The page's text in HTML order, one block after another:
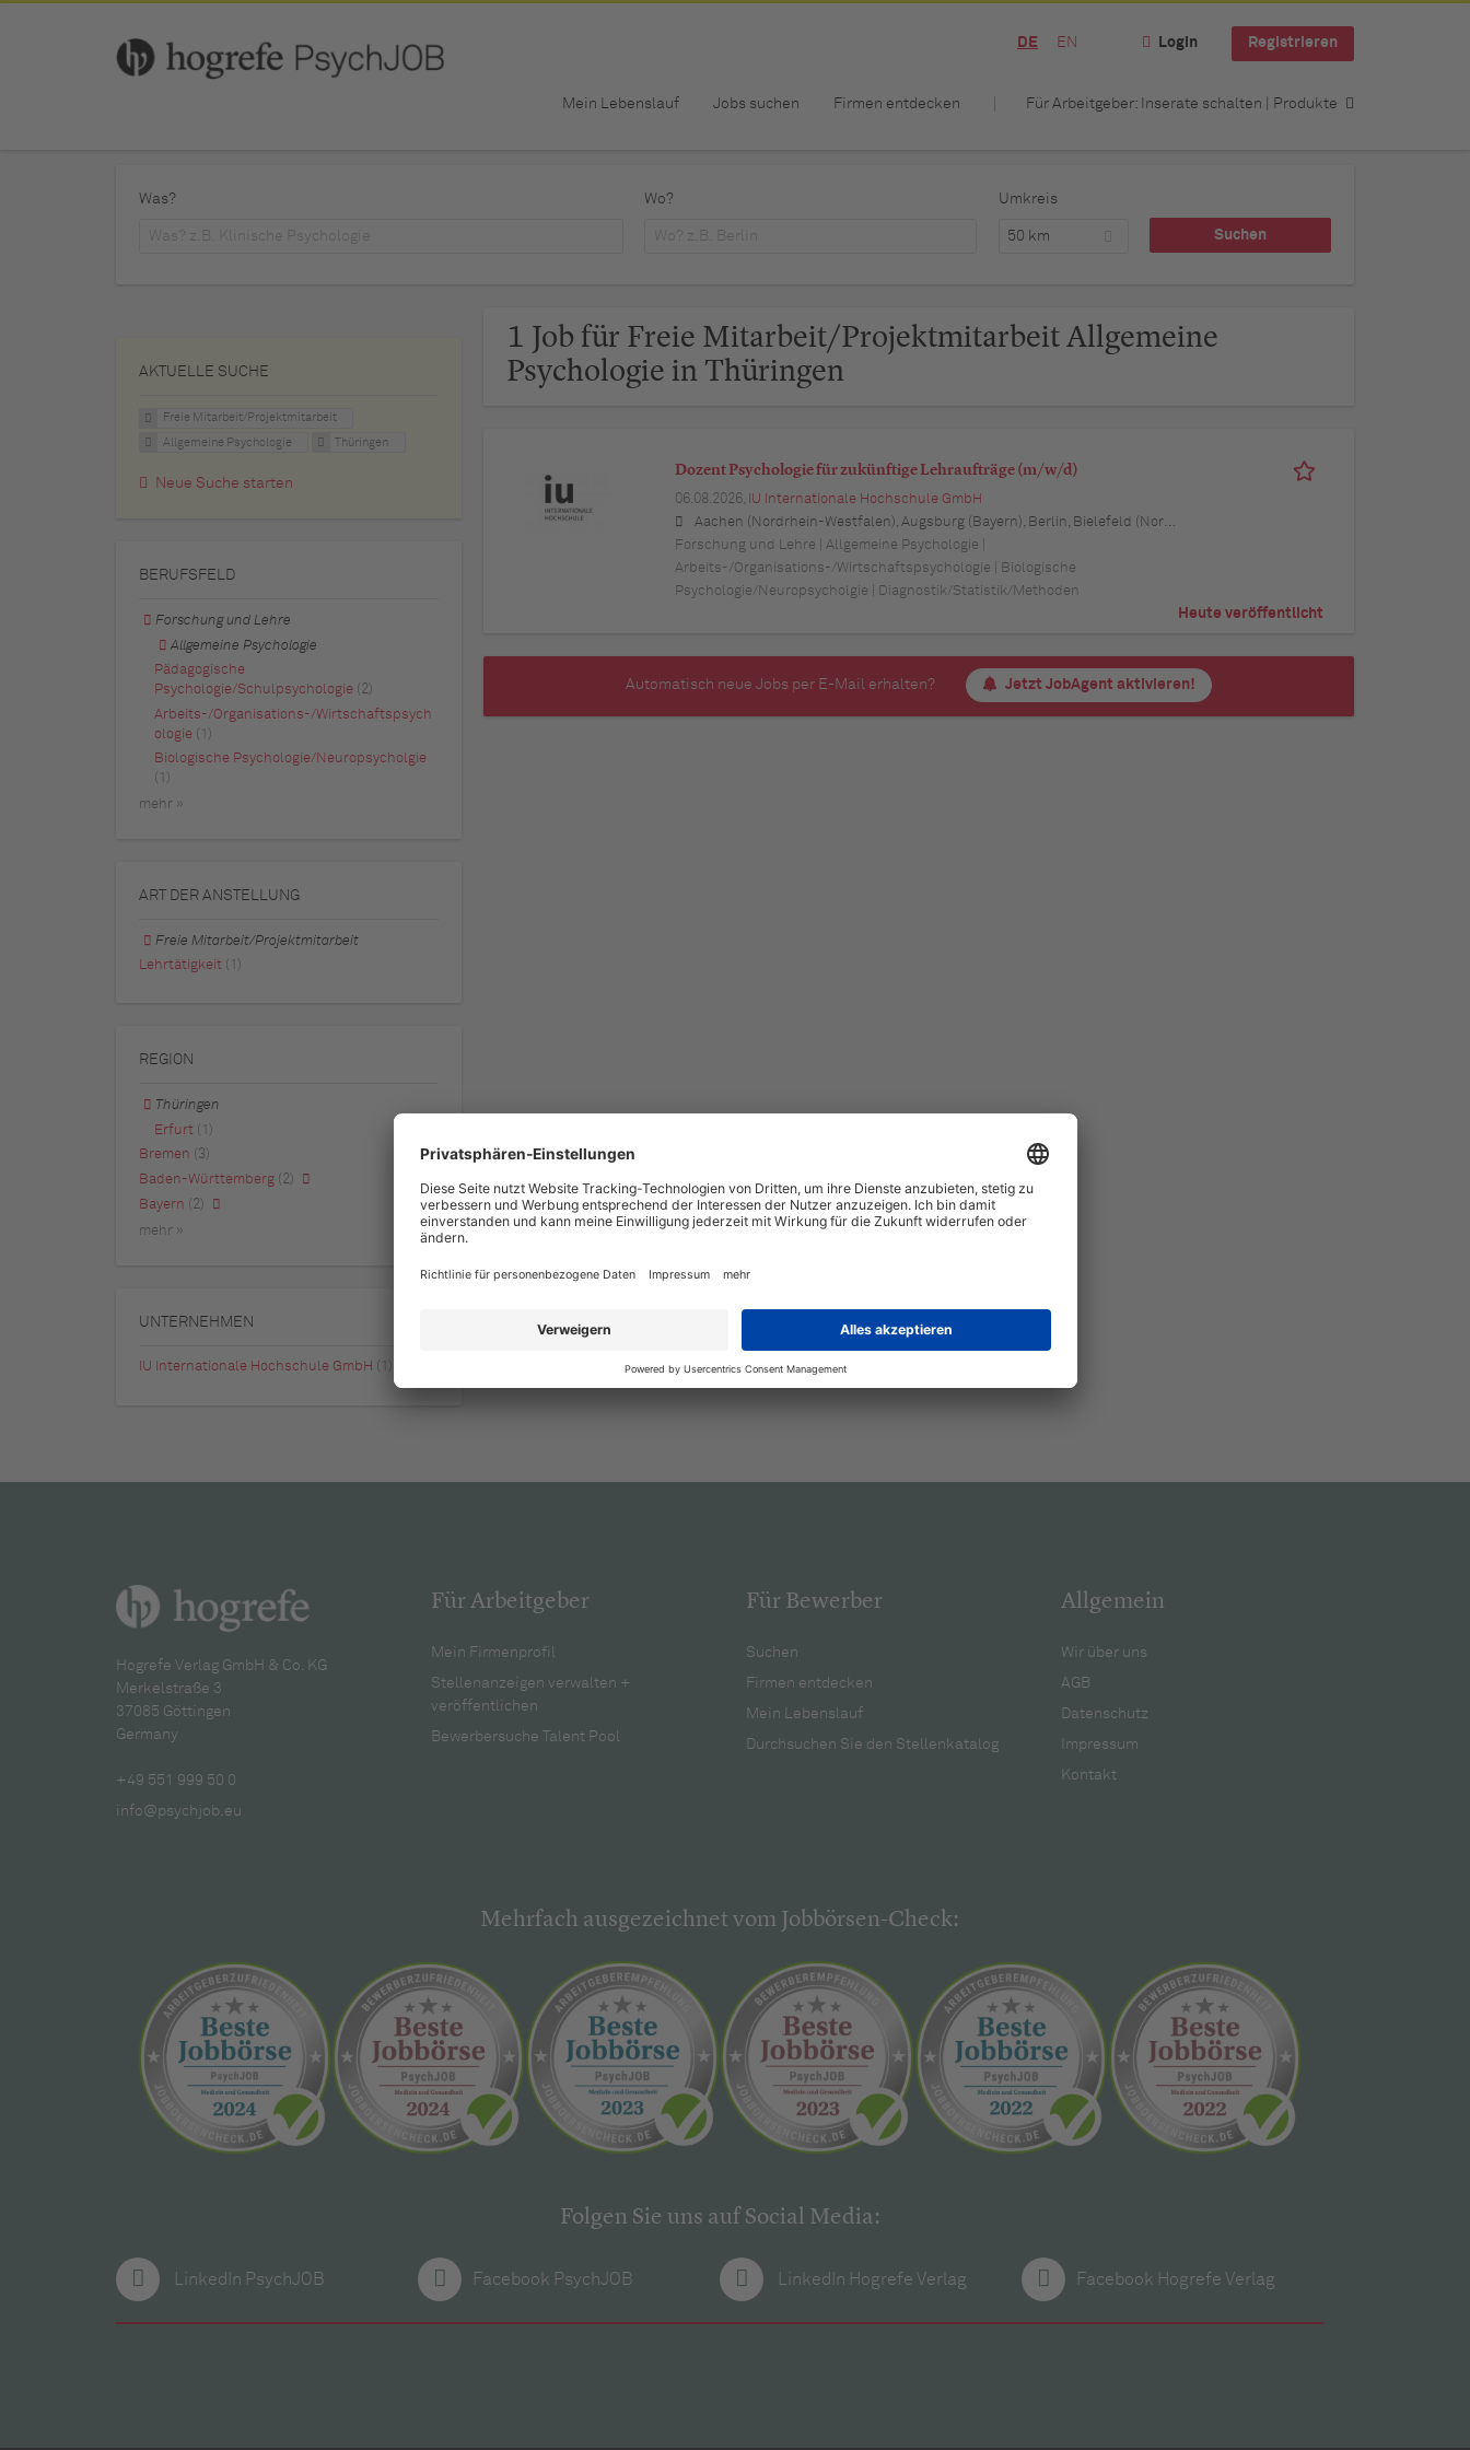
DE EN Login Registrieren
Mein Lebenslauf Jobs suchen Firmen entdecken Für Arbeitgeber: Inserate schalten | Produkte
Was? Wo? Umkreis
50 km
1 Job für Freie Mitarbeit/Projektmitarbeit Allgemeine
Psychologie in Thüringen
Dozent Psychologie für zukünftige Lehraufträge (m/w/d)
06.08.2026,
IU Internationale Hochschule GmbH
Aachen (Nordrhein-Westfalen), Augsburg (Bayern), Berlin, Bielefeld (Nordrhein-Westfalen), Bochum (Nordrhein-Westfalen), Bonn (Nordrhein-Westfalen), Braunschweig (Niedersachsen), Bremen, Dortmund (Nordrhein-Westfalen), Dresden (Sachsen), Duisburg (Nordrhein-Westfalen), Düsseldorf (Nordrhein-Westfalen), Erfurt (Thüringen), Essen (Nordrhein-Westfalen), Freiburg im Breisgau (Baden-Württemberg), Hamburg, Hannover (Niedersachsen), Karlsruhe (Baden-Württemberg), Kiel (Schleswig-Holstein), Köln (Nordrhein-Westfalen), Leipzig (Sachsen), Lübeck (Schleswig-Holstein), München (Bayern), Mannheim (Baden-Württemberg), München (Bayern), Münster (Nordrhein-Westfalen), Nürnberg (Bayern), Regensburg (Bayern), Rostock (Mecklenburg-Vorpommern), Stuttgart (Baden-Württemberg), Ulm (Baden-Württemberg), Wuppertal (Nordrhein-Westfalen)
Forschung und Lehre | Allgemeine Psychologie |
Arbeits-/Organisations-/Wirtschaftspsychologie | Biologische
Psychologie/Neuropsycholgie | Diagnostik/Statistik/Methoden
Heute veröffentlicht
Automatisch neue Jobs per E-Mail erhalten? Jetzt JobAgent aktivieren!
AKTUELLE SUCHE
Freie Mitarbeit/Projektmitarbeit
Allgemeine Psychologie Thüringen
Neue Suche starten
BERUFSFELD
Forschung und Lehre
Allgemeine Psychologie
Pädagogische
Psychologie/Schulpsychologie
(2)
Arbeits-/Organisations-/Wirtschaftspsych
ologie (1)
Biologische Psychologie/Neuropsycholgie
(1)
mehr »
ART DER ANSTELLUNG
Freie Mitarbeit/Projektmitarbeit
Lehrtätigkeit
(1)
REGION
Thüringen
Erfurt (1)
Bremen (3)
Baden-Württemberg (2)
Bayern
(2)
mehr »
UNTERNEHMEN
IU Internationale Hochschule GmbH
Hogrefe Verlag GmbH & Co. KG
Merkelstraße 3
37085 Göttingen
Germany
+49 551 999 50 0
info@psychjob.eu
Für Arbeitgeber
Mein Firmenprofil
Stellenanzeigen verwalten +
veröffentlichen
Bewerbersuche Talent Pool
Für Bewerber
Suchen
Firmen entdecken
Mein Lebenslauf
Durchsuchen Sie den Stellenkatalog
Allgemein
Wir über uns
AGB
Datenschutz
Impressum
Kontakt
Mehrfach ausgezeichnet vom Jobbörsen-Check:
Folgen Sie uns auf Social Media:
LinkedIn PsychJOB Facebook PsychJOB LinkedIn Hogrefe Verlag Facebook Hogrefe Verlag